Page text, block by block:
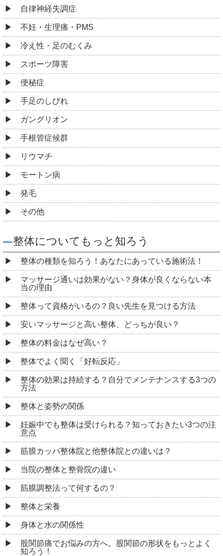
自律神経失調症
不妊・生理痛・PMS
冷え性・足のむくみ
スポーツ障害
便秘症
手足のしびれ
ガングリオン
手根管症候群
リウマチ
モートン病
発毛
その他
整体についてもっと知ろう
整体の種類を知ろう！あなたにあっている施術法！
マッサージ通いは効果がない？身体が良くならない本
当の理由
整体って資格がいるの？良い先生を見つける方法
安いマッサージと高い整体、どっちが良い？
整体の料金はなぜ高い？
整体でよく聞く「好転反応」
整体の効果は持続する？自分でメンテナンスする3つの
方法
整体と姿勢の関係
妊娠中でも整体は受けられる？知っておきたい3つの注
意点
筋膜カッパ整体院と他整体院との違いは？
当院の整体と整骨院の違い
筋膜調整法って何するの？
整体と栄養
身体と水の関係性
股関節痛でお悩みの方へ。股関節の形状をもっとよく
知ろう！